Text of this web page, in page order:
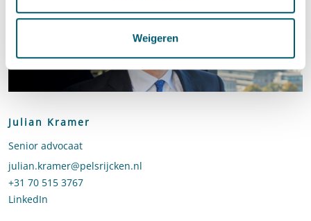
Weigeren
Julian Kramer
Senior advocaat
Stuur een e-mail naar Julian Kramer
julian.kramer@pelsrijcken.nl
Bel naar Julian Kramer
+31 70 515 3767
LinkedIn